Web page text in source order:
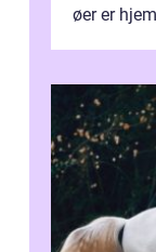
øer er